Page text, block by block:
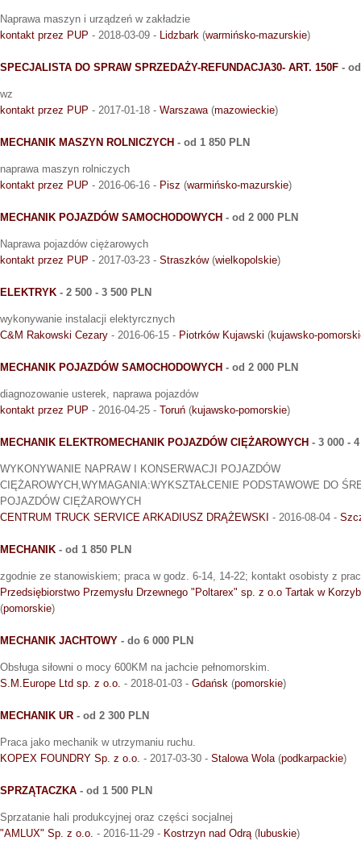
Naprawa maszyn i urządzeń w zakładzie
kontakt przez PUP - 2018-03-09 - Lidzbark (warmińsko-mazurskie)
SPECJALISTA DO SPRAW SPRZEDAŻY-REFUNDACJA30- ART. 150F -
wz
kontakt przez PUP - 2017-01-18 - Warszawa (mazowieckie)
MECHANIK MASZYN ROLNICZYCH - od 1 850 PLN
naprawa maszyn rolniczych
kontakt przez PUP - 2016-06-16 - Pisz (warmińsko-mazurskie)
MECHANIK POJAZDÓW SAMOCHODOWYCH - od 2 000 PLN
Naprawa pojazdów ciężarowych
kontakt przez PUP - 2017-03-23 - Straszków(wielkopolskie)
ELEKTRYK - 2 500 - 3 500 PLN
wykonywanie instalacji elektyrcznych
C&M Rakowski Cezary - 2016-06-15 - Piotrków Kujawski (kujawsko-
MECHANIK POJAZDÓW SAMOCHODOWYCH - od 2 000 PLN
diagnozowanie usterek, naprawa pojazdów
kontakt przez PUP - 2016-04-25 - Toruń (kujawsko-pomorskie)
MECHANIK ELEKTROMECHANIK POJAZDÓW CIĘŻAROWYCH - 3 000 -
WYKONYWANIE NAPRAW I KONSERWACJI POJAZDÓW
CIĘŻAROWYCH,WYMAGANIA:WYKSZTAŁCENIE PODSTAWOWE DO
POJAZDÓW CIĘŻAROWYCH
CENTRUM TRUCK SERVICE ARKADIUSZ DRĄŻEWSKI - 2016-08-04 -
MECHANIK - od 1 850 PLN
zgodnie ze stanowiskiem; praca w godz. 6-14, 14-22; kontakt osobisty z
Przedsiębiorstwo Przemysłu Drzewnego "Poltarex" sp. z o.o Tartak w
(pomorskie)
MECHANIK JACHTOWY - do 6 000 PLN
Obsługa siłowni o mocy 600KM na jachcie pełnomorskim.
S.M.Europe Ltd sp. z o.o. - 2018-01-03 - Gdańsk (pomorskie)
MECHANIK UR - od 2 300 PLN
Praca jako mechanik w utrzymaniu ruchu.
KOPEX FOUNDRY Sp. z o.o. - 2017-03-30 - Stalowa Wola (podkarpackie)
SPRZĄTACZKA - od 1 500 PLN
Sprzatanie hali produkcyjnej oraz części socjalnej
"AMLUX" Sp. z o.o. - 2016-11-29 - Kostrzyn nad Odrą (lubuskie)